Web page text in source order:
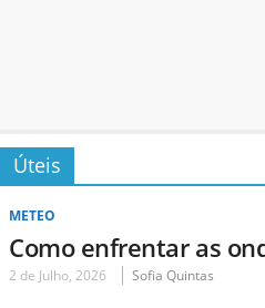
Úteis
METEO
Como enfrentar as
2 de Julho, 2026 Sofia Quintas